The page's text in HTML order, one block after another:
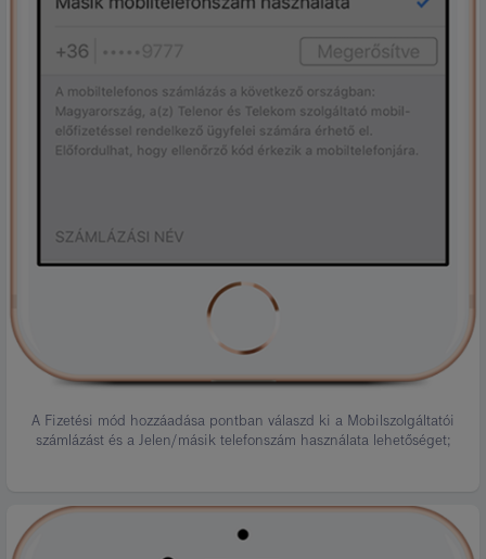
A Fizetési mód hozzáadása pontban válaszd ki a Mobilszolgáltatói
számlázást és a Jelen/másik telefonszám használata lehetőséget;
leírása:
10.